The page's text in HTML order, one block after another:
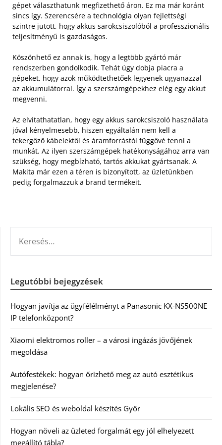
gépet választhatunk megfizethető áron. Ez ma már koránt
sincs így. Szerencsére a technológia olyan fejlettségi
szintre jutott, hogy akkus sarokcsiszolóból a professzionális
teljesítményű is gazdaságos.
Köszönhető ez annak is, hogy a legtöbb gyártó már
rendszerben gondolkodik. Tehát úgy dobja piacra a
gépeket, hogy azok működtethetőek legyenek ugyanazzal
az akkumulátorral. Így a szerszámgépekhez elég egy akkut
megvenni.
Az elvitathatatlan, hogy egy akkus sarokcsiszoló használata
jóval kényelmesebb, hiszen egyáltalán nem kell a
tekergőző kábelektől és áramforrástól függővé tenni a
munkát. Az ilyen szerszámgépek hatékonyságához arra van
szükség, hogy megbízható, tartós akkukat gyártsanak. A
Makita már ezen a téren is bizonyított, az üzletünkben
pedig forgalmazzuk a brand termékeit.
Legutóbbi bejegyzések
Hogyan javítja az ügyfélélményt a Panasonic KX-NS500NE
IP telefonközpont?
Xiaomi elektromos roller – a városi ingázás jövőjének
megoldása
Autófestékek: hogyan őrizhető meg az autó esztétikus
megjelenése?
Lokális SEO és weboldal készítés Győr
Hogyan növeli az üzleted forgalmát egy jól elhelyezett
megállító tábla?